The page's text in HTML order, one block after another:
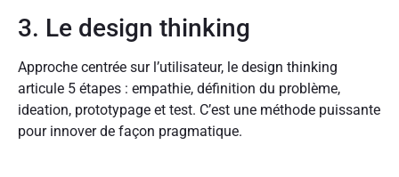
3. Le design thinking
Approche centrée sur l’utilisateur, le design thinking
articule 5 étapes : empathie, définition du problème,
ideation, prototypage et test. C’est une méthode puissante
pour innover de façon pragmatique.